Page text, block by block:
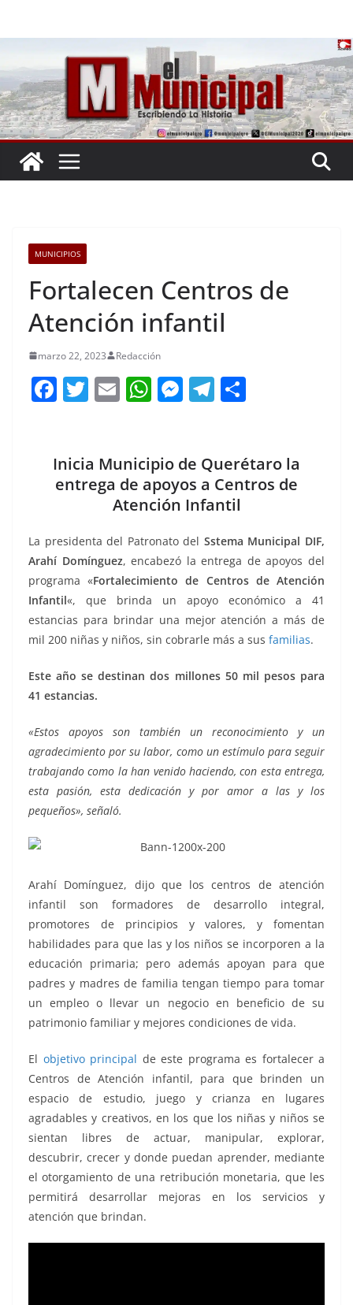
MUNICIPIOS
Fortalecen Centros de
Atención infantil
marzo 22, 2023 Redacción
F
e
b
o
k
T
er
E
l
W
s
A
p
p
M
e
n
g
er
T
gr
a
m
p
ar
Inicia Municipio de Querétaro la
entrega de apoyos a Centros de
Atención Infantil
La presidenta del Patronato del Sstema Municipal DIF,
Arahí Domínguez, encabezó la entrega de apoyos del
programa «Fortalecimiento de Centros de Atención
Infantil«, que brinda un apoyo económico a 41
estancias para brindar una mejor atención a más de
mil 200 niñas y niños, sin cobrarle más a sus familias.
Este año se destinan dos millones 50 mil pesos para
41 estancias.
«Estos apoyos son también un reconocimiento y un
agradecimiento por su labor, como un estímulo para seguir
trabajando como la han venido haciendo, con esta entrega,
esta pasión, esta dedicación y por amor a las y los
pequeños», señaló.
Arahí Domínguez, dijo que los centros de atención
infantil son formadores de desarrollo integral,
promotores de principios y valores, y fomentan
habilidades para que las y los niños se incorporen a la
educación primaria; pero además apoyan para que
padres y madres de familia tengan tiempo para tomar
un empleo o llevar un negocio en beneficio de su
patrimonio familiar y mejores condiciones de vida.
El objetivo principal de este programa es fortalecer a
Centros de Atención infantil, para que brinden un
espacio de estudio, juego y crianza en lugares
agradables y creativos, en los que los niñas y niños se
sientan libres de actuar, manipular, explorar,
descubrir, crecer y donde puedan aprender, mediante
el otorgamiento de una retribución monetaria, que les
permitirá desarrollar mejoras en los servicios y
atención que brindan.